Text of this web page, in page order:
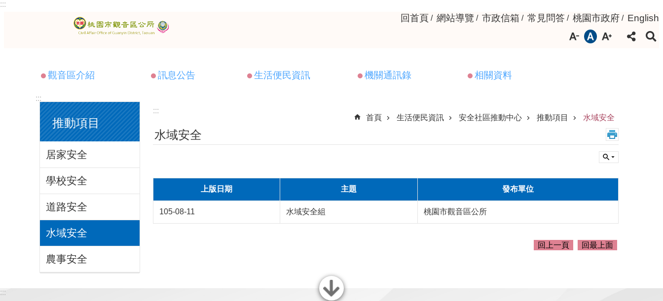
跳到主要內容區塊
:::
回首頁 網站導覽 市政信箱 常見問答 桃園市政府 English
觀音區介紹 訊息公告 生活便民資訊 機關通訊錄 相關資料
:::
推動項目
居家安全
學校安全
道路安全
水域安全
農事安全
:::
首頁
生活便民資訊 安全社區推動中心 推動項目 水域安全
水域安全
上版日期 主題 發布單位
105-08-11 水域安全組 桃園市觀音區公所
回上一頁 回最上面
:::